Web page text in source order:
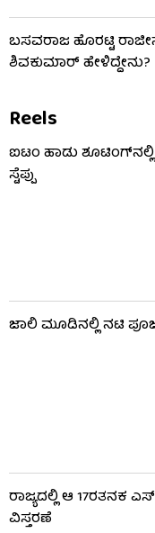
ಬಸವರಾಜ ಹೊರಟ್ಟಿ
ಶಿವಕುಮಾರ್ ಹೇಳಿದ್ದೇನು?
Reels
ಐಟಂ ಹಾಡು
ಸ್ಟೆಪ್ಪು
ಜಾಲಿ ಮೂಡಿನಲ್ಲಿ ನಟಿ
ರಾಜ್ಯದಲ್ಲಿ ಆ 17ರತನಕ
ವಿಸ್ತರಣೆ